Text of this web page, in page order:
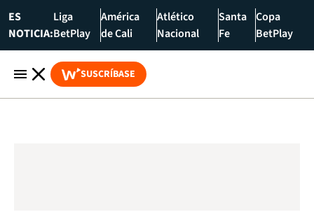
ES
NOTICIA:
Liga
BetPlay
América
de Cali
Atlético
Nacional
Santa
Fe
Copa
BetPlay
SUSCRÍBASE